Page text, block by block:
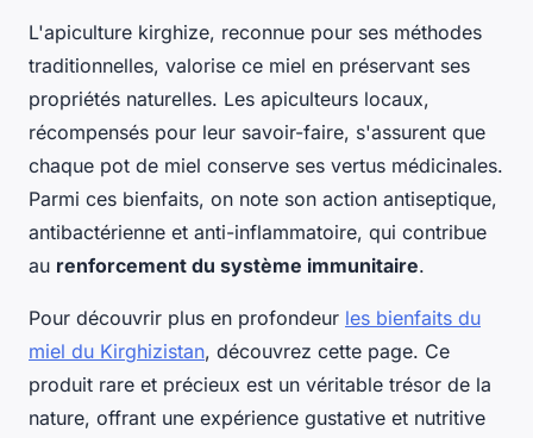
L'apiculture kirghize, reconnue pour ses méthodes
traditionnelles, valorise ce miel en préservant ses
propriétés naturelles. Les apiculteurs locaux,
récompensés pour leur savoir-faire, s'assurent que
chaque pot de miel conserve ses vertus médicinales.
Parmi ces bienfaits, on note son action antiseptique,
antibactérienne et anti-inflammatoire, qui contribue
au renforcement du système immunitaire.
Pour découvrir plus en profondeur les bienfaits du
miel du Kirghizistan, découvrez cette page. Ce
produit rare et précieux est un véritable trésor de la
nature, offrant une expérience gustative et nutritive